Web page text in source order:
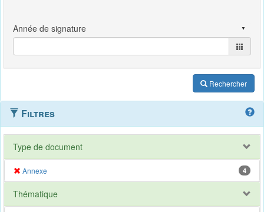
Rechercher
Filtres
Type de document
Annexe 4
Thématique